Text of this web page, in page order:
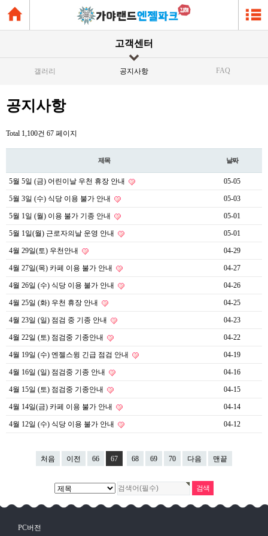
고객센터
갤러리 공지사항 FAQ
공지사항
Total 1,100건 67 페이지
제목 날짜
5월 5일 (금) 어린이날 우천 휴장 안내 05-05
5월 3일 (수) 식당 이용 불가 안내 05-03
5월 1일 (월) 이용 불가 기종 안내 05-01
5월 1일(월) 근로자의날 운영 안내 05-01
4월 29일(토) 우천안내 04-29
4월 27일(목) 카페 이용 불가 안내 04-27
4월 26일 (수) 식당 이용 불가 안내 04-26
4월 25일 (화) 우천 휴장 안내 04-25
4월 23일 (일) 점검 중 기종 안내 04-23
4월 22일 (토) 점검중 기종안내 04-22
4월 19일 (수) 엔젤스윙 긴급 점검 안내 04-19
4월 16일 (일) 점검중 기종 안내 04-16
4월 15일 (토) 점검중 기종안내 04-15
4월 14일(금) 카페 이용 불가 안내 04-14
4월 12일 (수) 식당 이용 불가 안내 04-12
처음 이전 66 67 68 69 70 다음 맨끝
PC버전